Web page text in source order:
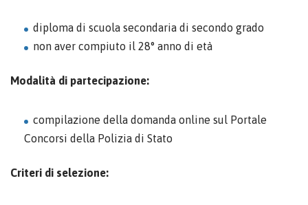
diploma di scuola secondaria di secondo grado
non aver compiuto il 28° anno di età
Modalità di partecipazione:
compilazione della domanda online sul Portale
Concorsi della Polizia di Stato
Criteri di selezione: